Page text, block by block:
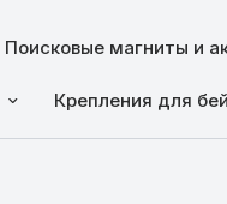
Поисковые магниты и
Крепления для